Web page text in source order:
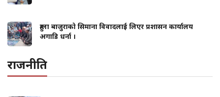
हुम्ला बाजुराको सिमाना विवादलाई लिएर प्रशासन कार्यालय
अगाडि धर्ना ।
राजनीति